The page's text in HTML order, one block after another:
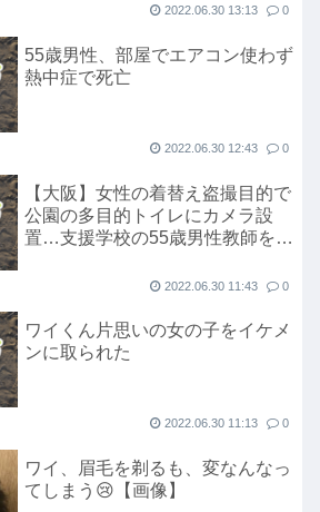
2022.06.30 13:13 0
55歳男性、部屋でエアコン使わず
熱中症で死亡
2022.06.30 12:43 0
【大阪】女性の着替え盗撮目的で
公園の多目的トイレにカメラ設
置…支援学校の55歳男性教師を懲
2022.06.30 11:43 0
ワイくん片思いの女の子をイケメ
ンに取られた
2022.06.30 11:13 0
ワイ、眉毛を剃るも、変なんなっ
てしまう😢【画像】